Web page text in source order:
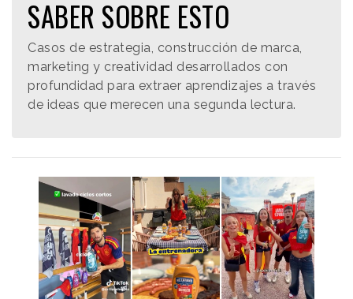
SABER SOBRE ESTO
Casos de estrategia, construcción de marca,
marketing y creatividad desarrollados con
profundidad para extraer aprendizajes a través
de ideas que merecen una segunda lectura.